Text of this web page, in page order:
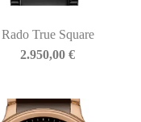
Rado True Square
2.950,00€